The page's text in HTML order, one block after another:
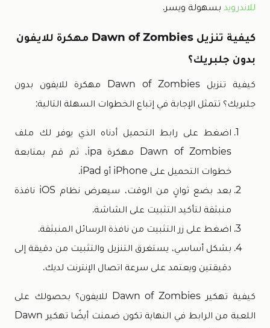
للاندرويد بسهولة ويسر.
كيفية تنزيل Dawn of Zombies مهكرة للايفون
بدون جلبريك؟
كيفية تنزيل Dawn of Zombies مهكرة للايفون بدون
جلبريك؟ تتمثل الإجابة في إتباع الخطوات السهلة التالية:
اضغط على رابط التحميل أدناه الذي يوفر لك ملف
Dawn of Zombies مهكرة ipa، ثم قم بمتابعة
خطوات التحميل على iPhone أو iPad.
بعد بضع ثوانٍ من الوقت، سيعرض نظام iOS نافذة
منبثقة لتأكيد التثبيت على الشاشة.
اضغط على زر التثبيت من نافذة الرسائل المنبثقة.
بشكل أساسي، يستغرق التنزيل والتثبيت من دقيقة إلى
دقيقتين ويعتمد على سرعة اتصال الإنترنت لديك.
كيفية تهكير Dawn of Zombies للايفون؟ بحصولك على
اللعبة من الرابط في النهاية تكون ضمنت أيضًا تهكير Dawn